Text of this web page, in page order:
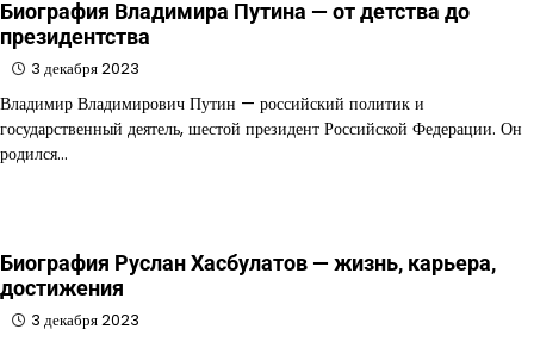
Биография Владимира Путина — от детства до
президентства
3 декабря 2023
Владимир Владимирович Путин — российский политик и
государственный деятель, шестой президент Российской Федерации. Он
родился…
Биография Руслан Хасбулатов — жизнь, карьера,
достижения
3 декабря 2023